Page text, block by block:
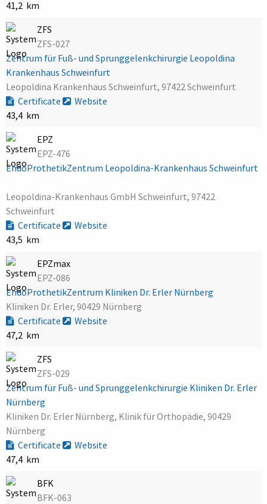
41,2 km
ZFS
ZFS-027
Zentrum für Fuß- und Sprunggelenkchirurgie Leopoldina
Krankenhaus Schweinfurt
Leopoldina Krankenhaus Schweinfurt, 97422 Schweinfurt
Certificate
Website
43,4 km
EPZ
EPZ-476
EndoProthetikZentrum Leopoldina-Krankenhaus Schweinfurt
Leopoldina-Krankenhaus GmbH Schweinfurt, 97422
Schweinfurt
Certificate
Website
43,5 km
EPZmax
EPZ-086
EndoProthetikZentrum Kliniken Dr. Erler Nürnberg
Kliniken Dr. Erler, 90429 Nürnberg
Certificate
Website
47,2 km
ZFS
ZFS-029
Zentrum für Fuß- und Sprunggelenkchirurgie Kliniken Dr. Erler
Nürnberg
Kliniken Dr. Erler Nürnberg, Klinik für Orthopädie, 90429
Nürnberg
Certificate
Website
47,4 km
BFK
BFK-063